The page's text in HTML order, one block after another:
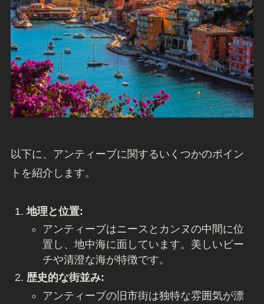
以下に、アンティーブに関するいくつかのポイン
トを紹介します。
地理と位置:
アンティーブはニースとカンヌの中間に位
置し、地中海に面しています。美しいビー
チや清澄な海が特徴です。
歴史的な街並み:
アンティーブの旧市街は独特な雰囲気が漂